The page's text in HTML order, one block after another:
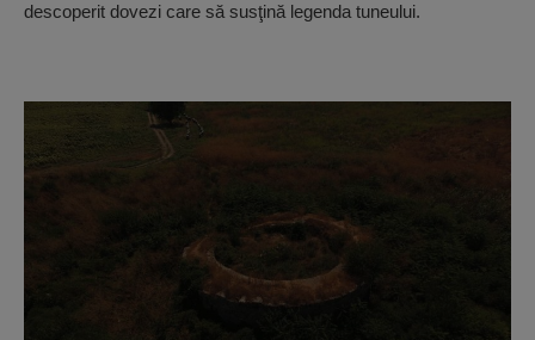
descoperit dovezi care să susţină legenda tuneului.